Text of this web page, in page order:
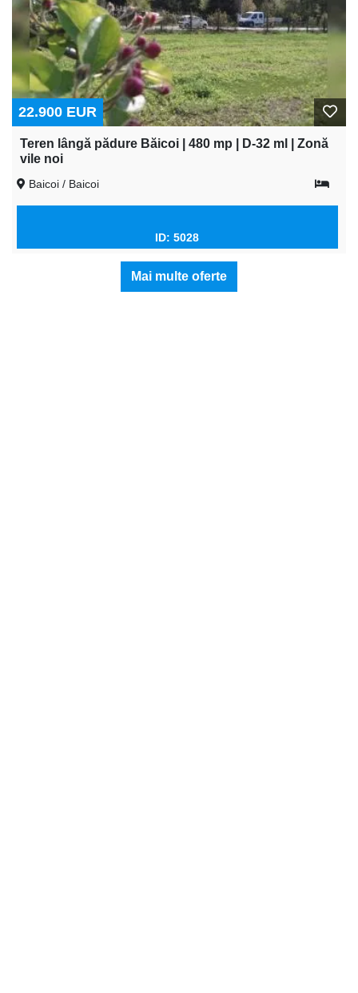
22.900 EUR
Teren lângă pădure Băicoi | 480 mp | D-32 ml | Zonă
vile noi
Baicoi / Baicoi
ID: 5028
Mai multe oferte